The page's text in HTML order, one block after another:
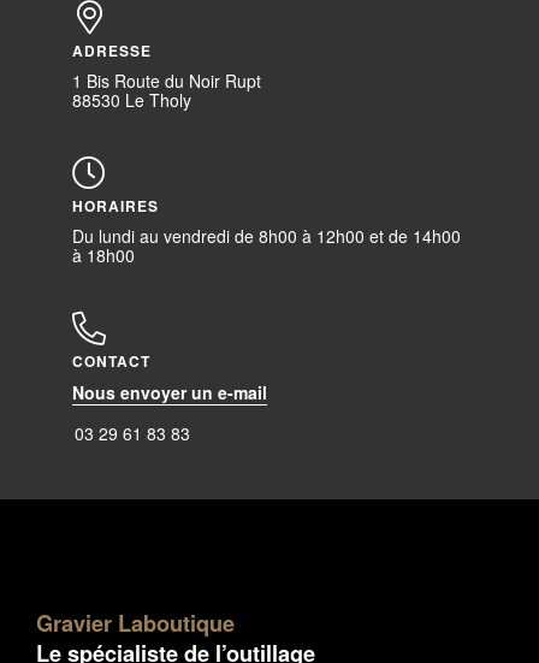
ADRESSE
1 Bis Route du Noir Rupt
88530 Le Tholy
HORAIRES
Du lundi au vendredi de 8h00 à 12h00 et de 14h00
à 18h00
CONTACT
Nous envoyer un e-mail
03 29 61 83 83
Gravier Laboutique
Le spécialiste de l’outillage